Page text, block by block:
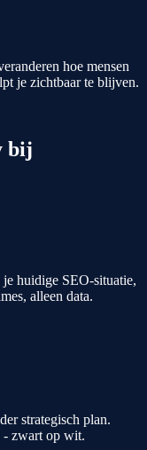
hoe mensen
je zichtbaar te blijven.
bij
huidige SEO-situatie,
alleen data.
strategisch plan.
- zwart op wit.